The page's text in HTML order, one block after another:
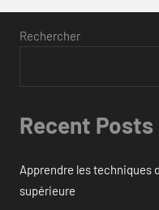
Rechercher
Recent Posts
Apprendre les techniques
supérieure